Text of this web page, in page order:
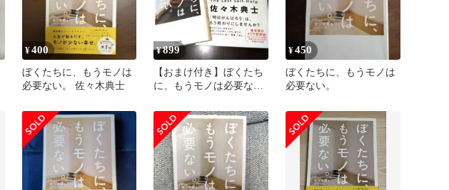
¥400
ぼくたちに、もうモノは
必要ない。 佐々木典士
¥899
【おまけ付き】ぼくたち
に、もうモノは必要な
¥450
ぼくたちに、もうモノは
必要ない。